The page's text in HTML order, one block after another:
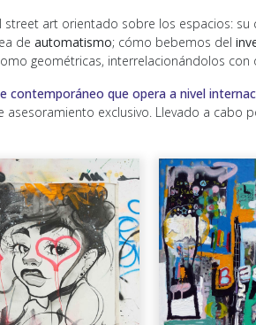
art orientado sobre los espacios:
de automatismo; cómo bebemos del
geométricas, interrelacionándolos
contemporáneo que opera a nivel
exclusivo. Llevado a cabo